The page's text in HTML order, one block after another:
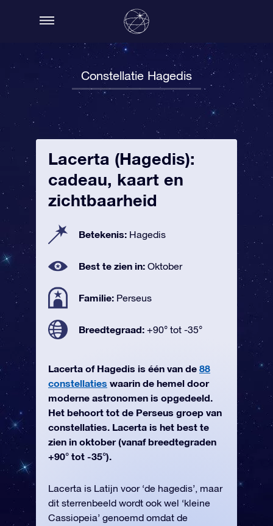
Constellatie Hagedis
Lacerta (Hagedis):
cadeau, kaart en
zichtbaarheid
Betekenis: Hagedis
Best te zien in: Oktober
Familie: Perseus
Breedtegraad: +90° tot -35°
Lacerta of Hagedis is één van de 88
constellaties waarin de hemel door
moderne astronomen is opgedeeld.
Het behoort tot de Perseus groep van
constellaties. Lacerta is het best te
zien in oktober (vanaf breedtegraden
+90° tot -35°).
Lacerta is Latijn voor ‘de hagedis’, maar
dit sterrenbeeld wordt ook wel ‘kleine
Cassiopeia’ genoemd omdat de